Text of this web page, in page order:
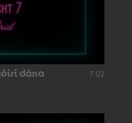
dána 7:02